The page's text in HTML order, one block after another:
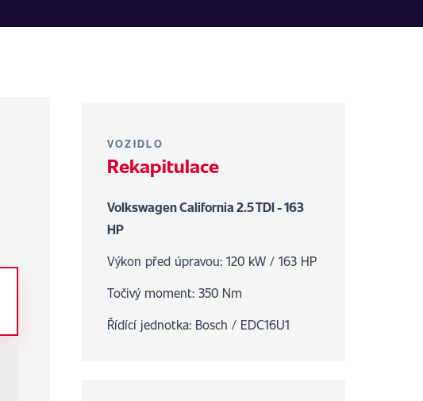
VOZIDLO
Rekapitulace
Volkswagen California 2.5 TDI - 163
HP
Výkon před úpravou: 120 kW / 163 HP
Točivý moment: 350 Nm
Řídící jednotka: Bosch / EDC16U1